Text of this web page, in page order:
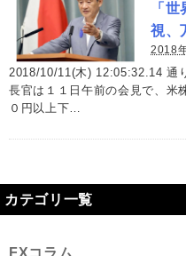
「
視、
2018
2018/10/11(木) 12:05:32.14 通
長官は１１日午前の会見で、米
０円以上下…
カテゴリ一覧